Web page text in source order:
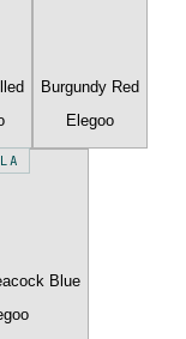
Burgundy Red
Elegoo
Blue